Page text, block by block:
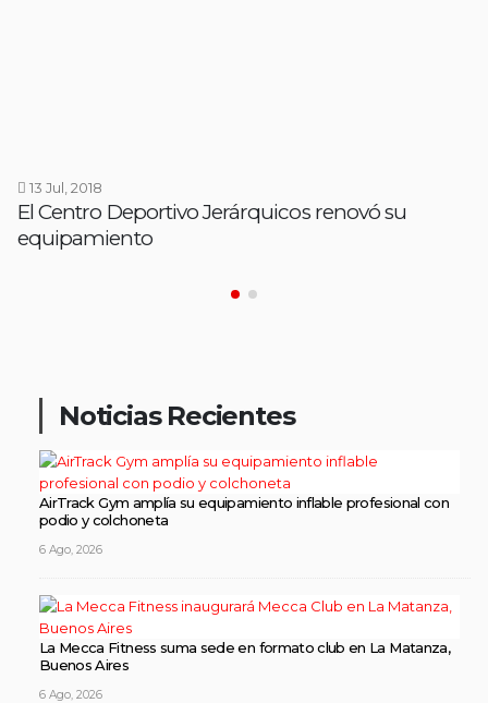
13 Jul, 2018
El Centro Deportivo Jerárquicos renovó su
equipamiento
Noticias Recientes
AirTrack Gym amplía su equipamiento inflable profesional con
podio y colchoneta
6 Ago, 2026
La Mecca Fitness suma sede en formato club en La Matanza,
Buenos Aires
6 Ago, 2026